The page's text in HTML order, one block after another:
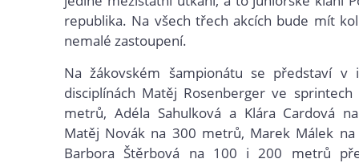
republika. Na všech třech akcích bude mít
nemalé zastoupení.
Na žákovském šampionátu se představí v
disciplínách Matěj Rosenberger ve
metrů, Adéla Sahulková a Klára Cardová
Matěj Novák na 300 metrů, Marek Málek
Barbora Štěrbová na 100 i 200 metrů